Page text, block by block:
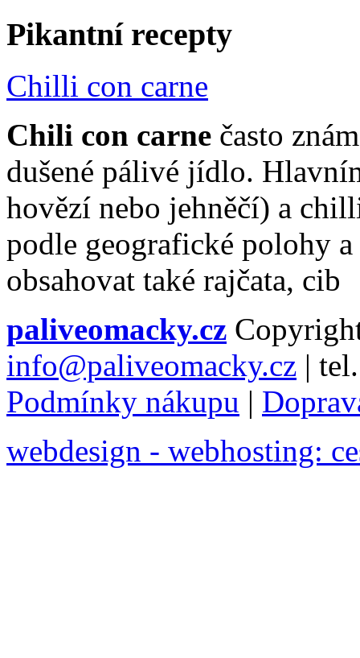
Pikantní recepty
Chilli con carne
Chili con carne často
dušené pálivé jídlo.
hovězí nebo jehněčí) a
podle geografické polohy
obsahovat také rajčata, cib
paliveomacky.cz
info@paliveomacky.cz |
Podmínky nákupu |
webdesign - webhosting: